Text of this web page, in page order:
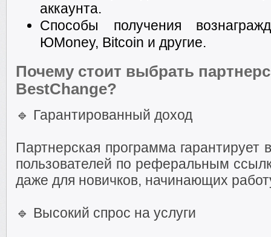
аккаунта.
Способы получения
ЮMoney, Bitcoin и другие.
Почему стоит выбрать
BestChange?
🔹 Гарантированный доход
Партнерская программа гарантирует
пользователей по реферальным
даже для новичков, начинающих
🔹 Высокий спрос на услуги